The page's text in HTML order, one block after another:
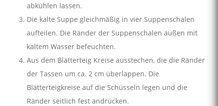
abkühlen lassen.
Die kalte Suppe gleichmäßig in vier Suppenschalen
aufteilen. Die Ränder der Suppenschalen außen mit
kaltem Wasser befeuchten.
Aus dem Blätterteig Kreise ausstechen, die die Ränder
der Tassen um ca. 2 cm überlappen. Die
Blätterteigkreise auf die Schüsseln legen und die
Ränder seitlich fest andrücken.